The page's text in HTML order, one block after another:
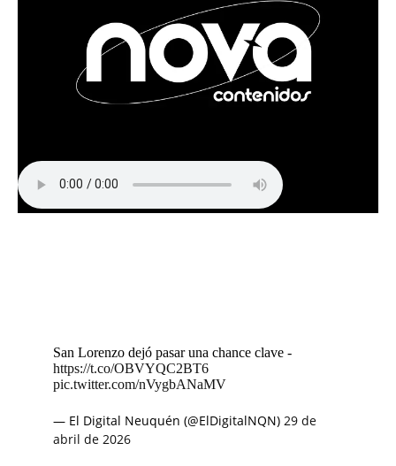
San Lorenzo dejó pasar una chance clave -
https://t.co/OBVYQC2BT6
pic.twitter.com/nVygbANaMV
— El Digital Neuquén (@ElDigitalNQN) 29 de
abril de 2026